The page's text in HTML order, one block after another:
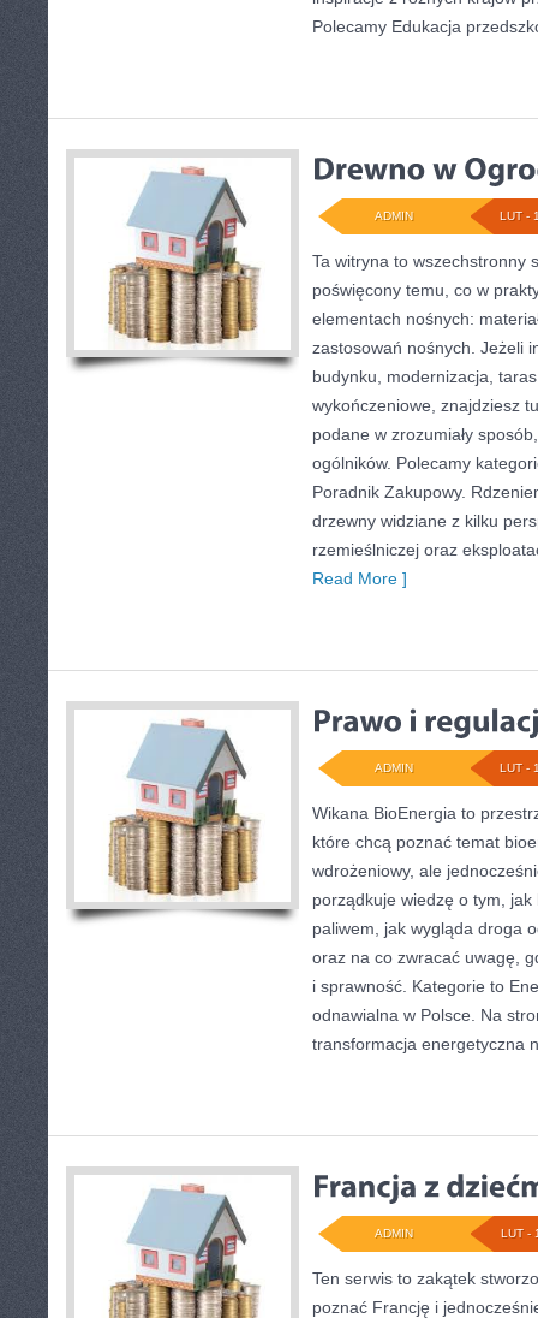
Polecamy Edukacja
LUT -
ADMIN
Ta witryna to wszechstronny
poświęcony temu, co w
elementach nośnych:
zastosowań nośnych. Jeżeli
budynku, modernizacja,
wykończeniowe, znajdziesz
podane w zrozumiały
ogólników. Polecamy
Poradnik Zakupowy.
drzewny widziane z kilku
rzemieślniczej oraz
Read More ]
LUT -
ADMIN
Wikana BioEnergia to
które chcą poznać temat
wdrożeniowy, ale
porządkuje wiedzę o tym,
paliwem, jak wygląda droga
oraz na co zwracać uwagę,
i sprawność. Kategorie to
odnawialna w Polsce. Na
transformacja energetyczna
LUT -
ADMIN
Ten serwis to zakątek
poznać Francję i